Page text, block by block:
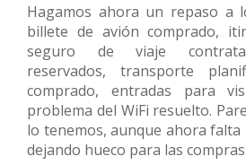
Hagamos ahora un repaso a
billete de avión comprado,
seguro de viaje
reservados, transporte
comprado, entradas para
problema del WiFi resuelto.
lo tenemos, aunque ahora falta
dejando hueco para las